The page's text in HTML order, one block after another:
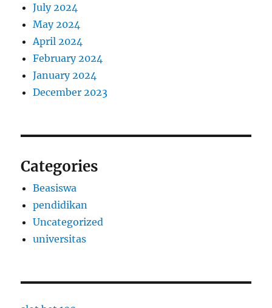
July 2024
May 2024
April 2024
February 2024
January 2024
December 2023
Categories
Beasiswa
pendidikan
Uncategorized
universitas